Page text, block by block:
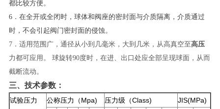
都比较方便。
6．在全开或全闭时，球体和阀座的密封面与介质隔离，介质通过
时，不会引起阀门密封面的侵蚀。
7．适用范围广，通径从小到几毫米，大到几米，从高真空至高压
力都可应用。 球旋转90度时，在进、出口处应全部呈现球面，从而
截断流动。
三、技术参数：
试验压力
公称压力（Mpa) 压力级（Class)
JIS(MPa)